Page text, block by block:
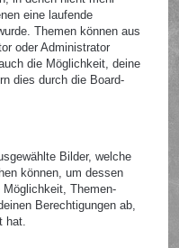
eine laufende
Themen können aus
oder Administrator
die Möglichkeit, deine
dies durch die Board-
Bilder, welche
können, um dessen
Möglichkeit, Themen-
Berechtigungen ab,
hat.